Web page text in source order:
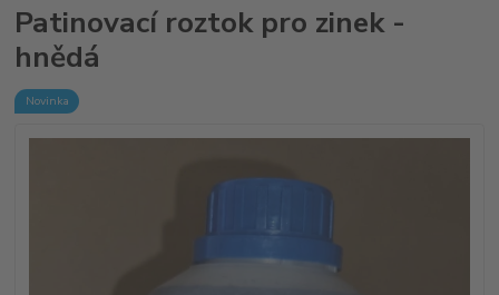
Patinovací roztok pro zinek -
hnědá
Novinka